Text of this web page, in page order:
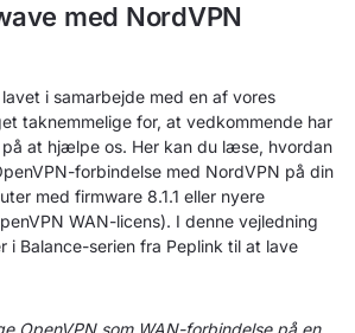
med NordVPN
i samarbejde med en af vores
taknemmelige for, at vedkommende har
at hjælpe os. Her kan du læse, hvordan
forbindelse med NordVPN på din
med firmware 8.1.1 eller nyere
WAN-licens). I denne vejledning
i Balance-serien fra Peplink til at lave
OpenVPN som WAN-forbindelse på en